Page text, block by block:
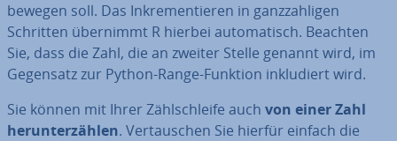
bewegen soll. Das In­kre­men­tie­ren in ganz­zah­li­gen
Schritten übernimmt R hierbei au­to­ma­tisch. Beachten
Sie, dass die Zahl, die an zweiter Stelle genannt wird, im
Gegensatz zur Python-Range-Funktion in­klu­diert wird.
Sie können mit Ihrer Zähl­schlei­fe auch von einer Zahl
her­un­ter­zäh­len. Ver­tau­schen Sie hierfür einfach die